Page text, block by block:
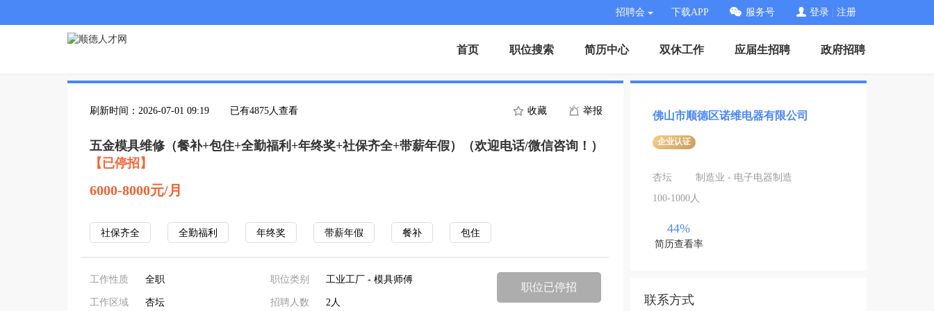
招聘会 下载APP 服务号 登录 注册
首页 职位搜索 简历中心 双休工作 应届生招聘 政府招聘
刷新时间：2026-07-01 09:19 已有4875人查看 收藏 举报
五金模具维修（餐补+包住+全勤福利+年终奖+社保齐全+带薪年假）（欢迎电话/微信咨询！）
【已停招】
6000-8000元/月
社保齐全 全勤福利 年终奖 带薪年假 餐补 包住
工作性质 全职
工作区域 杏坛
职位类别 工业工厂 - 模具师傅
招聘人数 2人
职位已停招
佛山市顺德区诺维电器有限公司
企业认证
杏坛
制造业 - 电子电器制造
100-1000人
44%
简历查看率
联系方式